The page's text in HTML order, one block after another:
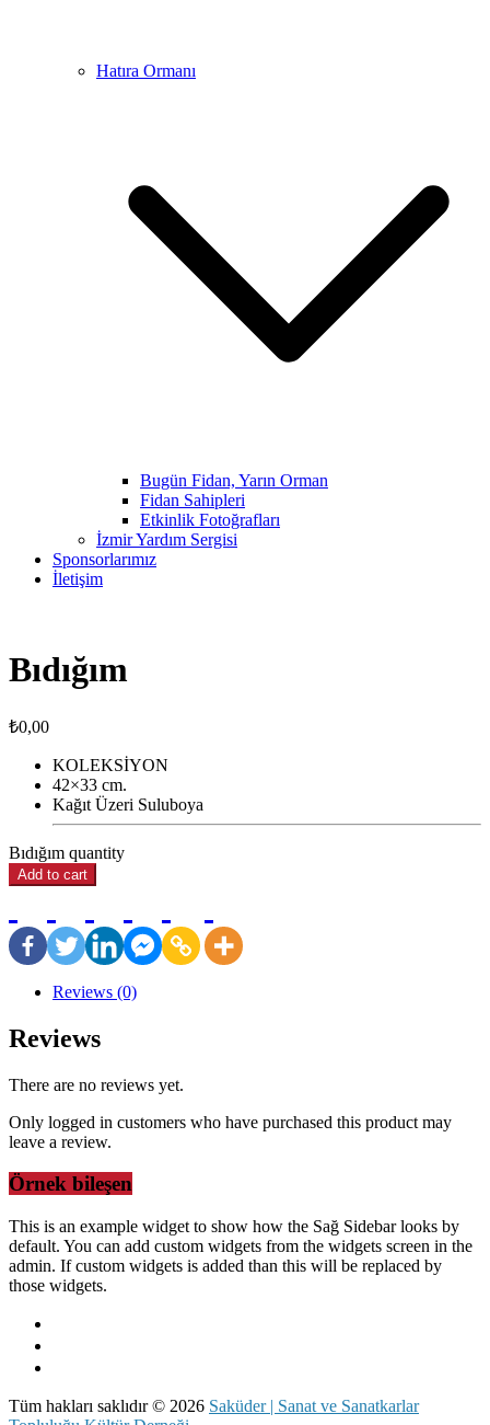
Hatıra Ormanı
Bugün Fidan, Yarın Orman
Fidan Sahipleri
Etkinlik Fotoğrafları
İzmir Yardım Sergisi
Sponsorlarımız
İletişim
Bıdığım
₺0,00
KOLEKSİYON
42×33 cm.
Kağıt Üzeri Suluboya
Bıdığım quantity
Add to cart
Reviews (0)
Reviews
There are no reviews yet.
Only logged in customers who have purchased this product may
leave a review.
Örnek bileşen
This is an example widget to show how the Sağ Sidebar looks by
default. You can add custom widgets from the widgets screen in the
admin. If custom widgets is added than this will be replaced by
those widgets.
Tüm hakları saklıdır © 2026 Saküder | Sanat ve Sanatkarlar